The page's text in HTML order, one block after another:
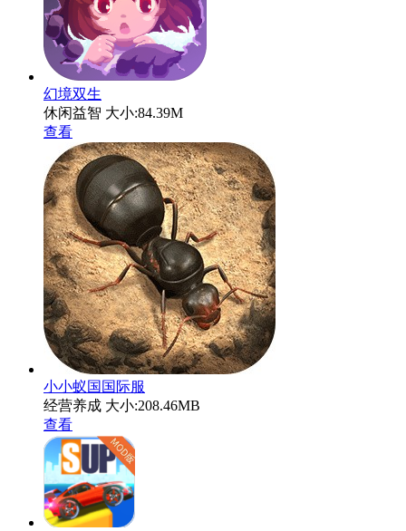
幻境双生
休闲益智 大小:84.39M
查看
小小蚁国国际服
经营养成 大小:208.46MB
查看